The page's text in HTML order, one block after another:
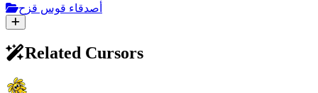
أصدقاء قوس قزح
Related Cursors